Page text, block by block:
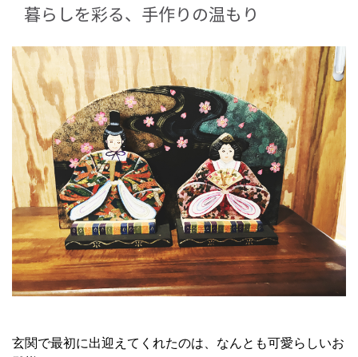
暮らしを彩る、手作りの温もり
玄関で最初に出迎えてくれたのは、なんとも可愛らしいお